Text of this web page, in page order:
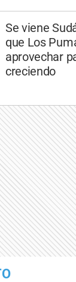
Se viene
que Los
aprovechar
creciendo